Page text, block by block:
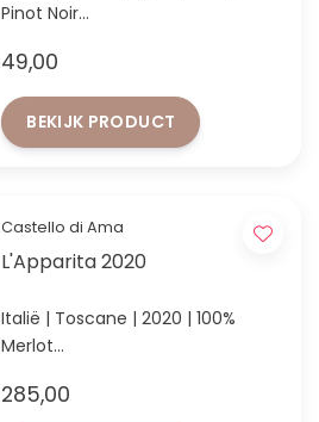
Pinot Noir
Isabelle Doudet
49,00
BEKIJK PRODUCT
Castello di Ama
L'Apparita 2020
Italië | Toscane | 2020 | 100%
Merlot
Merlot
285,00